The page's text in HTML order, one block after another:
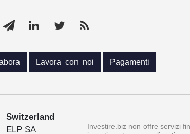
Lavora con noi Pagamenti
Switzerland
ELP SA
Investire.biz non offre servizi